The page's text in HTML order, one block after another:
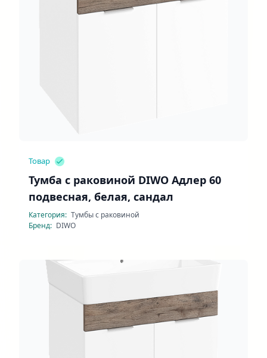
Товар
Тумба с раковиной DIWO Адлер 60
подвесная, белая, сандал
Категория: Тумбы с раковиной
Бренд: DIWO